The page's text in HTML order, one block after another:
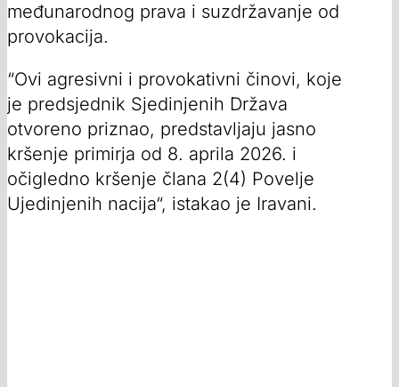
međunarodnog prava i suzdržavanje od
provokacija.
“Ovi agresivni i provokativni činovi, koje
je predsjednik Sjedinjenih Država
otvoreno priznao, predstavljaju jasno
kršenje primirja od 8. aprila 2026. i
očigledno kršenje člana 2(4) Povelje
Ujedinjenih nacija“, istakao je Iravani.